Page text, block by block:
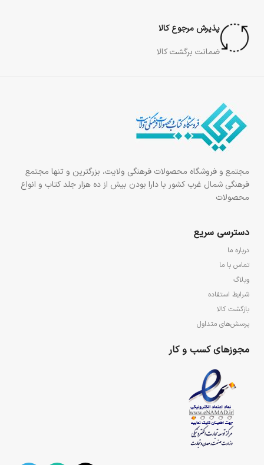
پذیرش مرجوع کالا
ضمانت برگشت کالا
مجتمع و فروشگاه محصولات فرهنگی ولایت، بزرگترین و تنها مجتمع
فرهنگی شمال غرب کشور با دارا بودن بیش از ده هزار جلد کتاب و انواع
محصولات
دسترسی سریع
درباره ما
تماس با ما
وبلاگ
شرایط استفاده
بازگشت کالا
پرسش‌های متداول
مجوزهای کسب و کار